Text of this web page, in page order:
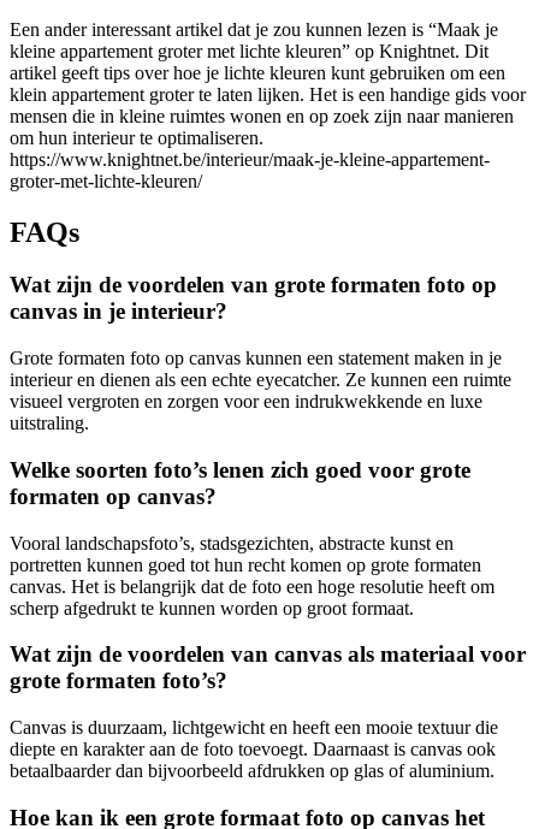
Een ander interessant artikel dat je zou kunnen lezen is “Maak je
kleine appartement groter met lichte kleuren” op Knightnet. Dit
artikel geeft tips over hoe je lichte kleuren kunt gebruiken om een
klein appartement groter te laten lijken. Het is een handige gids voor
mensen die in kleine ruimtes wonen en op zoek zijn naar manieren
om hun interieur te optimaliseren.
https://www.knightnet.be/interieur/maak-je-kleine-appartement-
groter-met-lichte-kleuren/
FAQs
Wat zijn de voordelen van grote formaten foto op
canvas in je interieur?
Grote formaten foto op canvas kunnen een statement maken in je
interieur en dienen als een echte eyecatcher. Ze kunnen een ruimte
visueel vergroten en zorgen voor een indrukwekkende en luxe
uitstraling.
Welke soorten foto’s lenen zich goed voor grote
formaten op canvas?
Vooral landschapsfoto’s, stadsgezichten, abstracte kunst en
portretten kunnen goed tot hun recht komen op grote formaten
canvas. Het is belangrijk dat de foto een hoge resolutie heeft om
scherp afgedrukt te kunnen worden op groot formaat.
Wat zijn de voordelen van canvas als materiaal voor
grote formaten foto’s?
Canvas is duurzaam, lichtgewicht en heeft een mooie textuur die
diepte en karakter aan de foto toevoegt. Daarnaast is canvas ook
betaalbaarder dan bijvoorbeeld afdrukken op glas of aluminium.
Hoe kan ik een grote formaat foto op canvas het